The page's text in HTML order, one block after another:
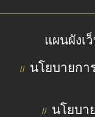
แผนผังเ
// นโยบายกา
// นโยบา